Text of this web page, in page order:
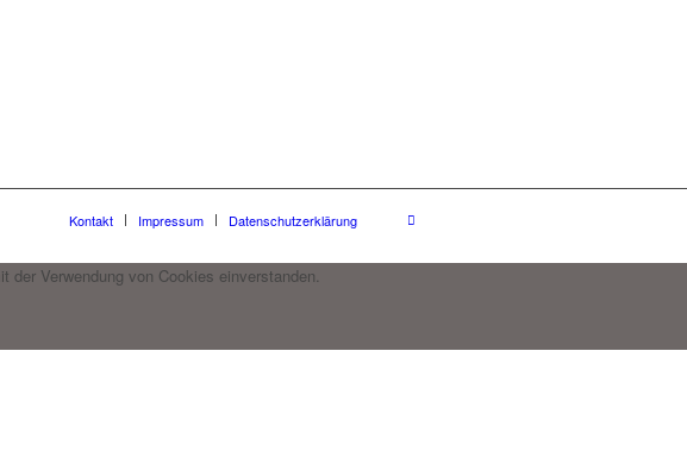
Kontakt Impressum Datenschutzerklärung
Verwendung von Cookies einverstanden.